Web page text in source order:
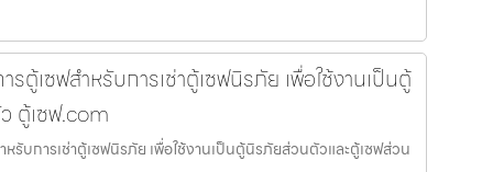
เซฟสำหรับการเช่าตู้เซฟนิรภัย เพื่อใช้งานเป็นตู้
ตู้เซฟ.com
บการเช่าตู้เซฟนิรภัย เพื่อใช้งานเป็นตู้นิรภัยส่วนตัวและตู้เซฟส่วน